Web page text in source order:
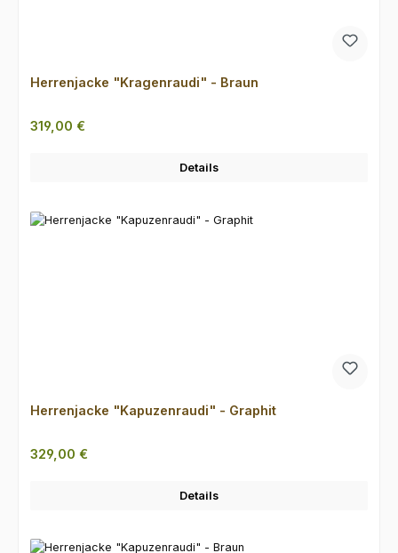
Herrenjacke "Kragenraudi" - Braun
Regulärer Preis:
319,00 €
Details
Herrenjacke "Kapuzenraudi" - Graphit
Regulärer Preis:
329,00 €
Details